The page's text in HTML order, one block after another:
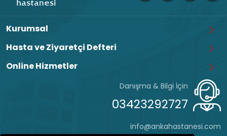
Kurumsal
Hasta ve Ziyaretçi Defteri
Online Hizmetler
Danışma & Bilgi İçin
03423292727
info@ankahastanesi.com